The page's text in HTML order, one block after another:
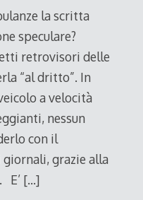
la scritta
speculare?
retrovisori delle
“al dritto”. In
a velocità
nessun
con il
giornali, grazie alla
E’ […]